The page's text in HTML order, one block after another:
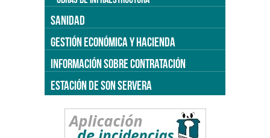
SANIDAD
GESTIÓN ECONÓMICA Y HACIENDA
INFORMACIÓN SOBRE CONTRATACIÓN
ESTACIÓN DE SON SERVERA